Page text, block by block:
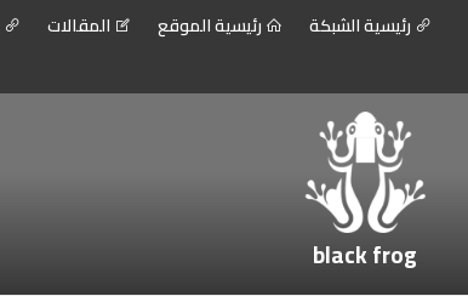
رئيسية الشبكة رئيسية الموقع المقالات
black frog